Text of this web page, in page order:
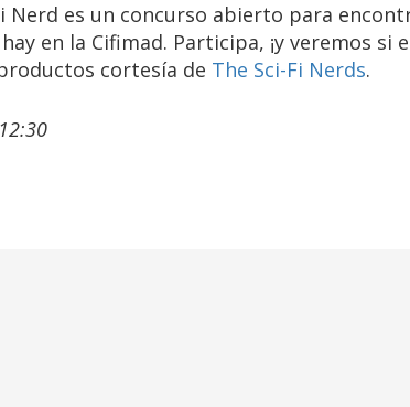
Nerd es un concurso abierto para
en la Cifimad. Participa, ¡y veremos si
cortesía de The Sci-Fi Nerds.